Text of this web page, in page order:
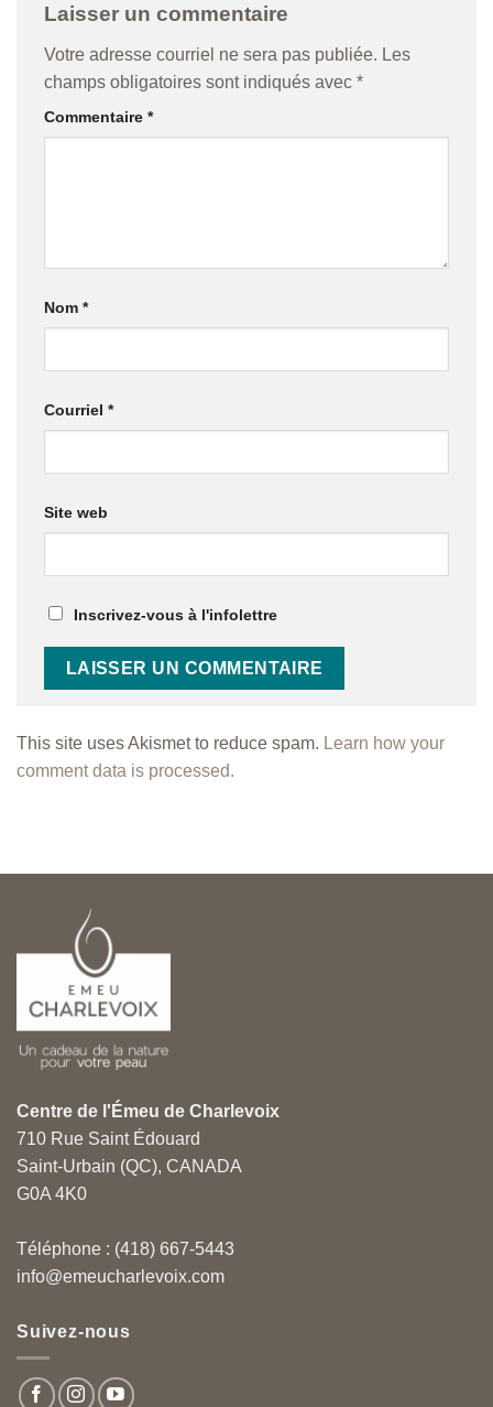
Laisser un commentaire
Votre adresse courriel ne sera pas publiée. Les
champs obligatoires sont indiqués avec *
Commentaire *
Nom *
Courriel *
Site web
Inscrivez-vous à l'infolettre
This site uses Akismet to reduce spam. Learn how your
comment data is processed.
Centre de l'Émeu de Charlevoix
710 Rue Saint Édouard
Saint-Urbain (QC), CANADA
G0A 4K0
Téléphone : (418) 667-5443
info@emeucharlevoix.com
Suivez-nous